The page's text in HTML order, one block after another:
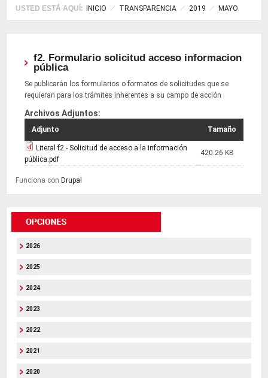
USTED ESTÁ AQUÍ: INICIO TRANSPARENCIA 2019 MAYO
f2. Formulario solicitud acceso informacion
pública
Se publicarán los formularios o formatos de solicitudes que se
requieran para los trámites inherentes a su campo de acción
Archivos Adjuntos:
Adjunto Tamaño
Literal f2.- Solicitud de acceso a la información
pública.pdf
420.26 KB
Funciona con Drupal
2026
2025
2024
2023
2022
2021
2020